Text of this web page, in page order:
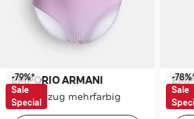
EMPORIO ARMANI
Badeanzug mehrfarbig
-79%*
Sale
Special
-
Sale